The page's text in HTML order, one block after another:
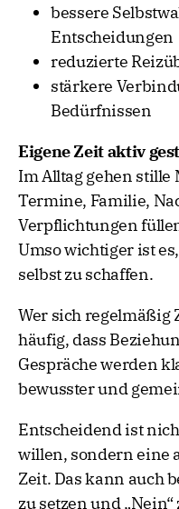
bessere
Entscheidungen
reduzierte
stärkere
Bedürfnissen
Eigene Zeit aktiv
Im Alltag gehen stille
Termine, Familie,
Verpflichtungen
Umso wichtiger ist
selbst zu schaffen.
Wer sich
häufig, dass
Gespräche werden
bewusster und
Entscheidend ist
willen, sondern eine
Zeit. Das kann auch
zu setzen und